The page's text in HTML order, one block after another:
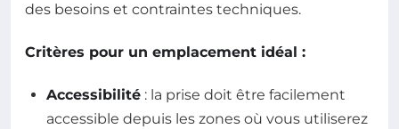
des besoins et contraintes techniques.
Critères pour un emplacement idéal :
Accessibilité : la prise doit être facilement
accessible depuis les zones où vous utiliserez